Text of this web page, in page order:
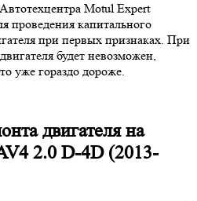
Motul Expert
проведения капитального
при первых признаках. При
будет невозможен,
уже гораздо дороже.
двигателя на
2.0 D-4D (2013-